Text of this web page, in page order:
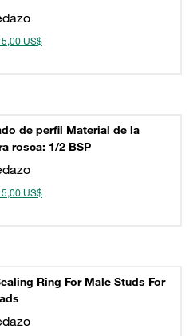
US$
de perfil Material de la
rosca: 1/2 BSP
US$
Ring For Male Studs For